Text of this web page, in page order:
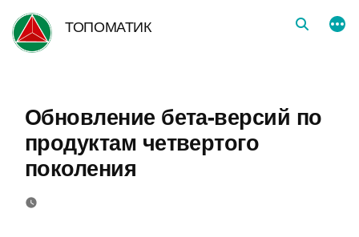
Перейти
содержимому
ТОПОМАТИК
Обновление бета-версий по
продуктам четвертого
поколения